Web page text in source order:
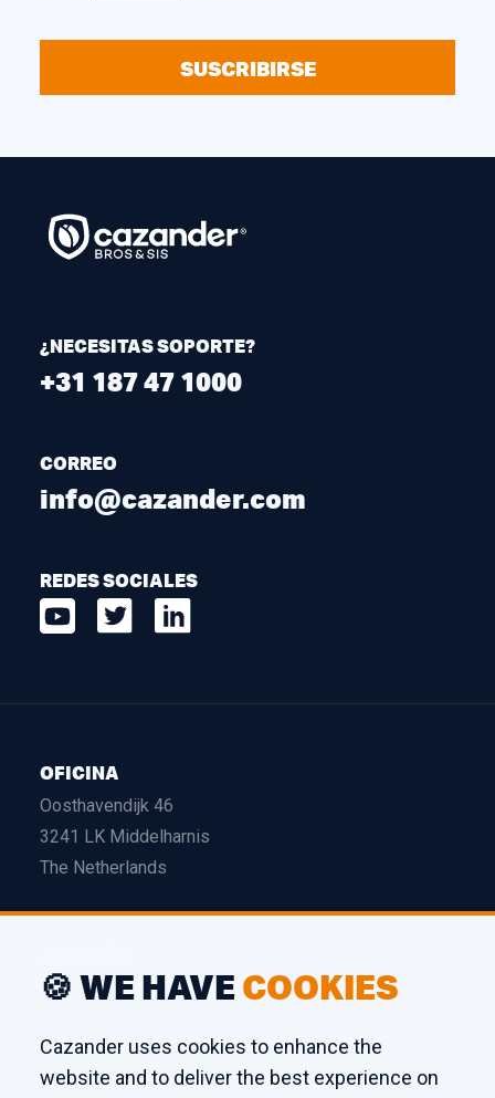
SUSCRIBIRSE
¿NECESITAS SOPORTE?
+31 187 47 1000
CORREO
info@cazander.com
REDES SOCIALES
OFICINA
Oosthavendijk 46
3241 LK Middelharnis
The Netherlands
Edison 26
The Netherlands
🍪 WE HAVECOOKIES
Cazander uses cookies to enhance the
website and to deliver the best experience on